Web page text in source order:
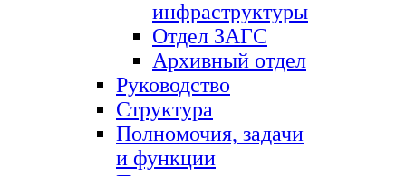
инфраструктуры
Отдел ЗАГС
Архивный отдел
Руководство
Структура
Полномочия, задачи
и функции